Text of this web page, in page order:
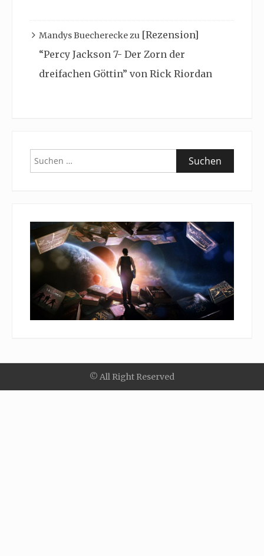
Mandys Buechereckezu [Rezension]
“Percy Jackson 7- Der Zorn der
dreifachen Göttin” von Rick Riordan
Suchen
nach:
© All Right Reserved